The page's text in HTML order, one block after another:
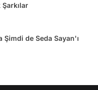
de Seda Sayan'ı